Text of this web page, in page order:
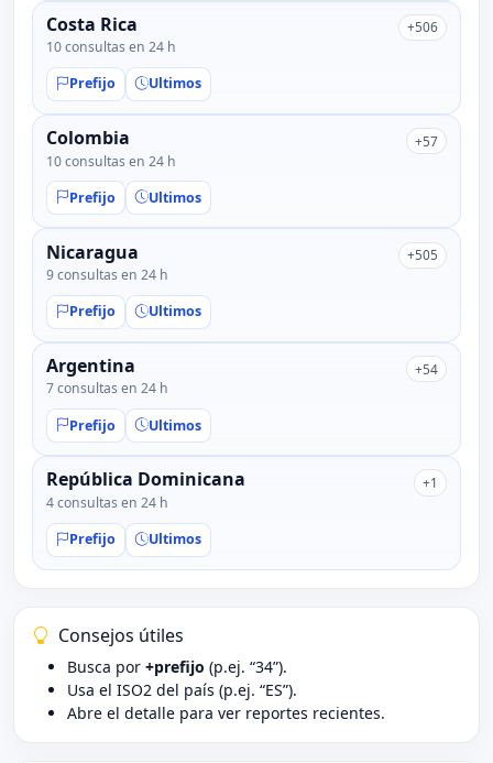
Costa Rica
10 consultas en 24 h
+506
Prefijo Ultimos
Colombia
10 consultas en 24 h
+57
Prefijo Ultimos
Nicaragua
9 consultas en 24 h
+505
Prefijo Ultimos
Argentina
7 consultas en 24 h
+54
Prefijo Ultimos
República Dominicana
4 consultas en 24 h
+1
Prefijo Ultimos
Consejos útiles
Busca por +prefijo (p.ej. “34”).
Usa el ISO2 del país (p.ej. “ES”).
Abre el detalle para ver reportes recientes.